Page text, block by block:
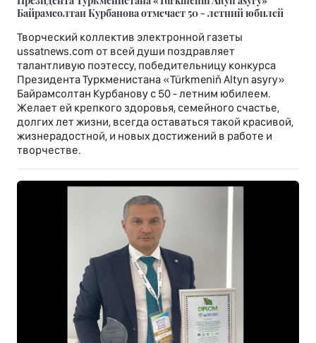
Байрамсолтан Курбанова отмечает 50 - летний юбилей
Творческий коллектив электронной газеты
ussatnews.com от всей души поздравляет
талантливую поэтессу, победительницу конкурса
Президента Туркменистана «Türkmeniň Altyn asyry»
Байрамсолтан Курбанову с 50 - летним юбилеем.
Желает ей крепкого здоровья, семейного счастье,
долгих лет жизни, всегда оставаться такой красивой,
жизнерадостной, и новых достижений в работе и
творчестве.